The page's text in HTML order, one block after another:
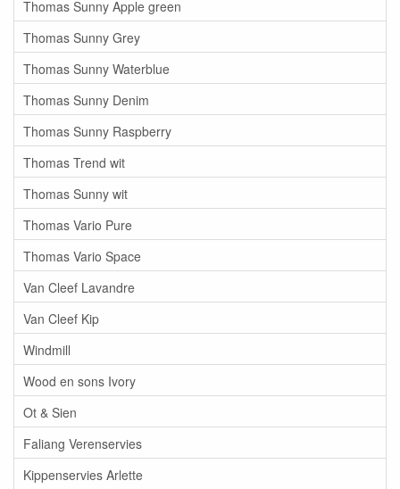
Thomas Sunny Apple green
Thomas Sunny Grey
Thomas Sunny Waterblue
Thomas Sunny Denim
Thomas Sunny Raspberry
Thomas Trend wit
Thomas Sunny wit
Thomas Vario Pure
Thomas Vario Space
Van Cleef Lavandre
Van Cleef Kip
Windmill
Wood en sons Ivory
Ot & Sien
Faliang Verenservies
Kippenservies Arlette